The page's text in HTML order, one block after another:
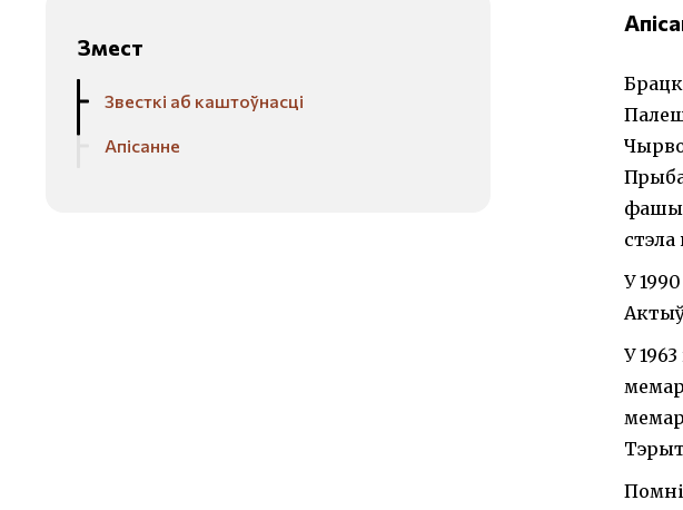
Змест
Звесткі аб каштоўнасці
Апісанне
стэла
У
У